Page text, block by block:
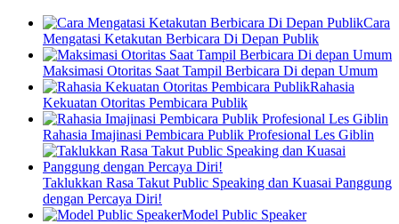
Cara
Mengatasi Ketakutan Berbicara Di Depan Publik
Maksimasi Otoritas Saat Tampil Berbicara Di depan Umum
Rahasia
Kekuatan Otoritas Pembicara Publik
Rahasia Imajinasi Pembicara Publik Profesional Les Giblin
Taklukkan Rasa Takut Public Speaking dan Kuasai Panggung
dengan Percaya Diri!
Model Public Speaker